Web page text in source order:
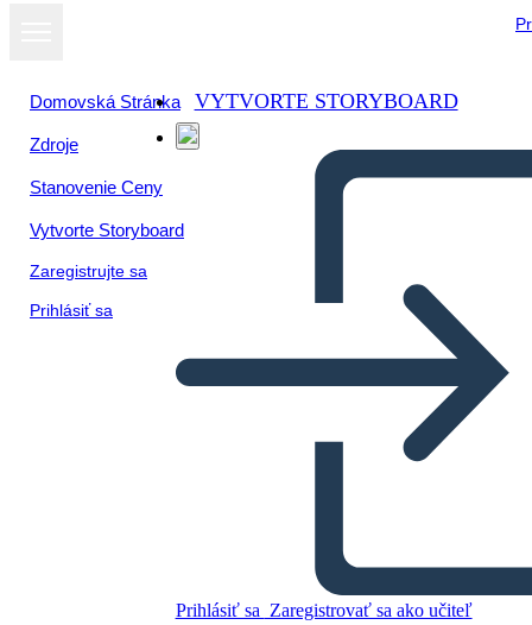
Domovská Stránka
Zdroje
Stanovenie Ceny
Vytvorte Storyboard
Zaregistrujte sa
Prihlásiť sa
VYTVORTE STORYBOARD
Prihlásiť sa Zaregistrovať sa ako učiteľ
Tekstblokker Biografi-plakat
Skopírujte tento Storyboard
VYTVORIŤ STORYBOARD